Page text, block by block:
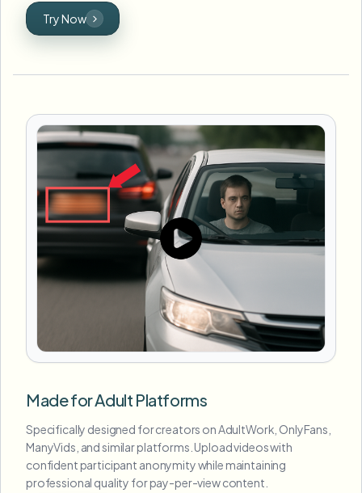
Try Now
Made for Adult Platforms
Specifically designed for creators on AdultWork, OnlyFans,
ManyVids, and similar platforms. Upload videos with
confident participant anonymity while maintaining
professional quality for pay-per-view content.